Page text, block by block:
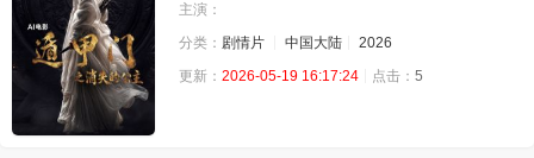
主演：
分类： 剧情片 中国大陆
2026
更新： 2026-05-19 16:17:24 点击： 5